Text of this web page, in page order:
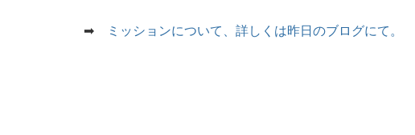
➡︎ ミッションについて、詳しくは昨日のブログにて。